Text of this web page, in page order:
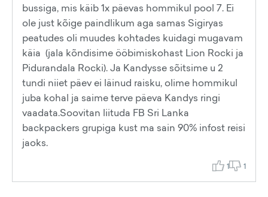
bussiga, mis käib 1x päevas hommikul pool 7. Ei
ole just kõige paindlikum aga samas Sigiryas
peatudes oli muudes kohtades kuidagi mugavam
käia (jala kõndisime ööbimiskohast Lion Rocki ja
Pidurandala Rocki). Ja Kandysse sõitsime u 2
tundi niiet päev ei läinud raisku, olime hommikul
juba kohal ja saime terve päeva Kandys ringi
vaadata.Soovitan liituda FB Sri Lanka
backpackers grupiga kust ma sain 90% infost reisi
jaoks.
1 1